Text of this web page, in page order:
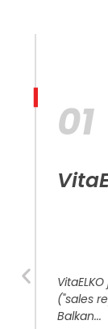
01
("sales
Balkan...
01
("sales
Balkan...